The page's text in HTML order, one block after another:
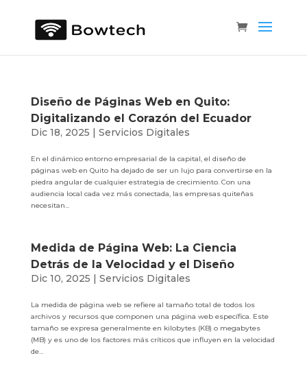
Diseño de Páginas Web en Quito:
Digitalizando el Corazón del Ecuador
Dic 18, 2025 | Servicios Digitales
En el dinámico entorno empresarial de la capital, el diseño de
páginas web en Quito ha dejado de ser un lujo para convertirse en la
piedra angular de cualquier estrategia de crecimiento. Con una
audiencia local cada vez más conectada, las empresas quiteñas
necesitan...
Medida de Página Web: La Ciencia
Detrás de la Velocidad y el Diseño
Dic 10, 2025 | Servicios Digitales
La medida de página web se refiere al tamaño total de todos los
archivos y recursos que componen una página web específica. Este
tamaño se expresa generalmente en kilobytes (KB) o megabytes
(MB) y es uno de los factores más críticos que influyen en la velocidad
de...